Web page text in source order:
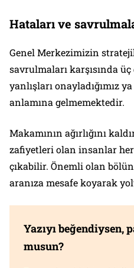
Hataları ve
Genel Merkezimizin
savrulmaları karşısında
yanlışları onayladığımız
anlamına gelmemektedir.
Makamının ağırlığını
zafiyetleri olan insanlar
çıkabilir. Önemli olan
aranıza mesafe koyarak
Yazıyı beğendiysen,
musun?